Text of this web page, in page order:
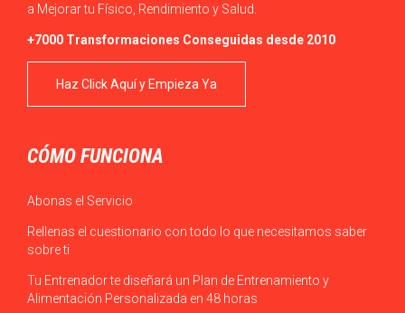
a Mejorar tu Físico, Rendimiento y Salud.
+7000 Transformaciones Conseguidas desde 2010
Haz Click Aquí y Empieza Ya
CÓMO FUNCIONA
Abonas el Servicio
Rellenas el cuestionario con todo lo que necesitamos saber
sobre ti
Tu Entrenador te diseñará un Plan de Entrenamiento y
Alimentación Personalizada en 48 horas